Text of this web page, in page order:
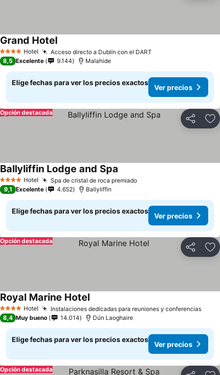
4 EstrellasHotel Acceso directo a Dublín con el DART
Grand Hotel
8,5 Excelente 9.144 Malahide
Elige fechas para ver los precios exactos
Ver precios
Compartir
Opción destacada
4 EstrellasHotel Spa de cristal de roca premiado
Ballyliffin Lodge and Spa
9,1 Excelente 4.652 Ballyliffin
Elige fechas para ver los precios exactos
Ver precios
Compartir
Opción destacada
4 EstrellasHotel Instalaciones dedicadas para reuniones y conferencias
Royal Marine Hotel
8,4 Muy bueno 14.014 Dún Laoghaire
Elige fechas para ver los precios exactos
Ver precios
Opción destacada